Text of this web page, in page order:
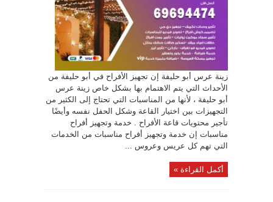
زينة عرس أبو حليفة إن تجهيز الأفراح في أبو حليفة من
الأحداث التي يتم الاهتمام بها بشكل خاص زينة عرس
أبو حليفة ، لأنها من المناسبات التي تحتاج إلى الكثير من
التجهيزات بين اختيار القاعة وشكل الحفل نفسه وأيضًا
تأجير محتويات قاعة الأفراح . خدمة وتجهيز أفراح
مناسبات إن خدمة وتجهيز أفراح مناسبات من الخدمات
التي تهم كل عريس وعروس ...
أكمل القراءة »